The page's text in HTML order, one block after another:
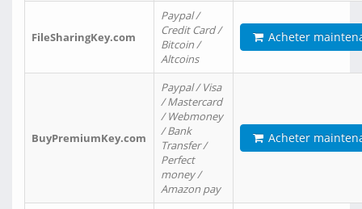
FileSharingKey.com
Paypal /
Credit Card /
Bitcoin /
Altcoins
Acheter
BuyPremiumKey.com
Paypal / Visa
/ Mastercard
/ Webmoney
/ Bank
Transfer /
Perfect
money /
Amazon pay
Acheter